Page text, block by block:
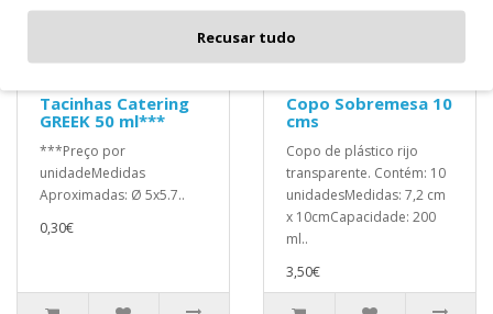
Tacinhas Catering
GREEK 50 ml***
***Preço por
unidadeMedidas
Aproximadas: Ø 5x5.7..
0,30€
Copo Sobremesa 10
cms
Copo de plástico rijo
transparente. Contém: 10
unidadesMedidas: 7,2 cm
x 10cmCapacidade: 200
ml..
3,50€
Recusar tudo